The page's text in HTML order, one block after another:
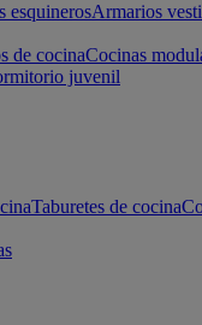
esquinerosArmarios
de cocinaCocinas
juvenil
Taburetes de cocina